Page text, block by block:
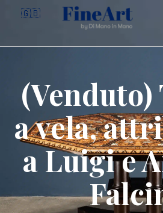
🇬🇧
(Venduto)
a vela,
a Luigi e